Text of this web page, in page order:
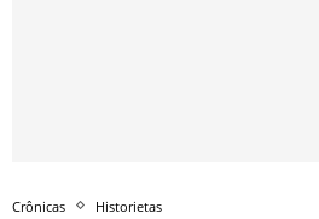
Crônicas Historietas